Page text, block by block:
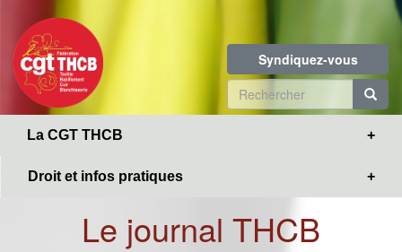
contenu
principal
Syndiquez-vous
Formulaire
de
La CGT THCB
Droit et infos pratiques
Le journal THCB